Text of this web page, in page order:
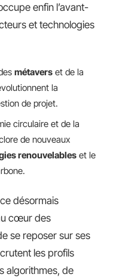
enfin l’avant-
et technologies
métavers et de la
la
de projet.
circulaire et de la
de nouveaux
renouvelables et le
désormais
cœur des
se reposer sur ses
les profils
algorithmes, de